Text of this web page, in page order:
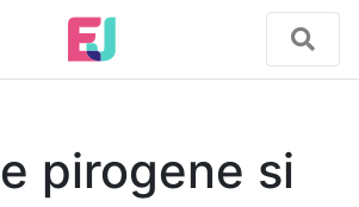
pirogene si